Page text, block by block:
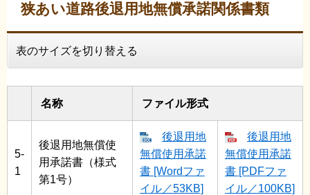
狭あい道路後退用地無償承諾関係書類
表のサイズを切り替える
名称 ファイル形式
5-
1
後退用地無償使
用承諾書（様式
第1号）
後退用地
無償使用承諾
書 [Wordファ
イル／53KB]
後退用地
無償使用承諾
書 [PDFファ
イル／100KB]